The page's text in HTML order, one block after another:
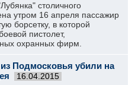
столичного
утром 16 апреля пассажир
борсетку, в которой
пистолет,
охранных фирм.
Подмосковья убили на
16.04.2015